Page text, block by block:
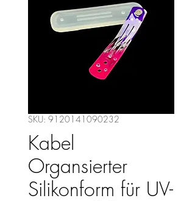
SKU: 9120141090232
Kabel
Organsierter
Silikonform für UV-